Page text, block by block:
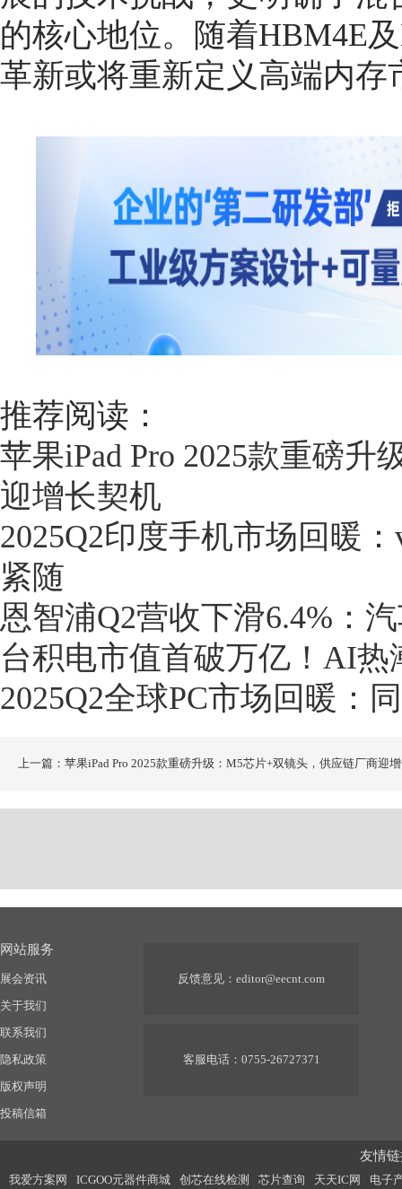
的核心地位。随着HBM4E
革新或将重新定义高端内存
推荐阅读：
苹果iPad Pro 2025款重磅
迎增长契机
2025Q2印度手机市场回暖
紧随
恩智浦Q2营收下滑6.4%：
台积电市值首破万亿！AI热
2025Q2全球PC市场回暖：
上一篇：苹果iPad Pro 2025款重磅升级：M5芯片+双镜头，供应链厂商迎
网站服务
展会资讯
关于我们
联系我们
隐私政策
版权声明
投稿信箱
反馈意见： editor@eecnt.com
客服电话：0755-26727371
友情
我爱方案网 ICGOO元器件商城 创芯在线检测 芯片查询 天天IC网
电子